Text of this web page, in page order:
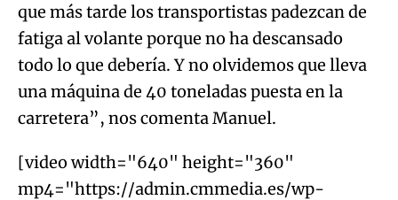
que más tarde los transportistas padezcan de
fatiga al volante porque no ha descansado
todo lo que debería. Y no olvidemos que lleva
una máquina de 40 toneladas puesta en la
carretera”, nos comenta Manuel.
[video width="640" height="360"
mp4="https://admin.cmmedia.es/wp-